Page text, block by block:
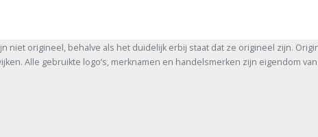
niet origineel, behalve als het duidelijk erbij staat dat ze origineel zijn.
Alle gebruikte logo’s, merknamen en handelsmerken zijn eigendom